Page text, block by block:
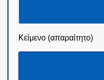
Κείμενο (απαραίτητο)